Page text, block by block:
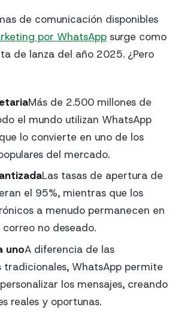
de comunicación disponibles
por WhatsApp surge como
de lanza del año 2025. ¿Pero
Más de 2.500 millones de
el mundo utilizan WhatsApp
lo convierte en uno de los
del mercado.
Las tasas de apertura de
el 95%, mientras que los
a menudo permanecen en
no deseado.
unoA diferencia de las
tradicionales, WhatsApp permite
los mensajes, creando
reales y oportunas.